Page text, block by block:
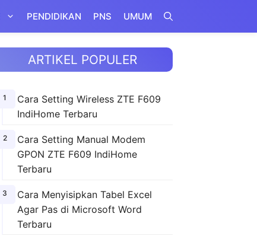
PENDIDIKAN PNS UMUM
ARTIKEL POPULER
Cara Setting Wireless ZTE F609
IndiHome Terbaru
Cara Setting Manual Modem
GPON ZTE F609 IndiHome
Terbaru
Cara Menyisipkan Tabel Excel
Agar Pas di Microsoft Word
Terbaru